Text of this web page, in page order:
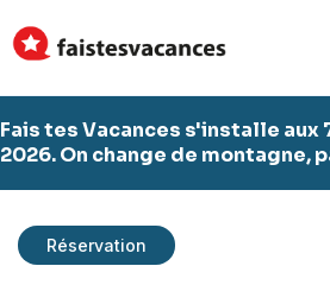
Fais tes Vacances s'installe aux
2026. On change de montagne,
Réservation